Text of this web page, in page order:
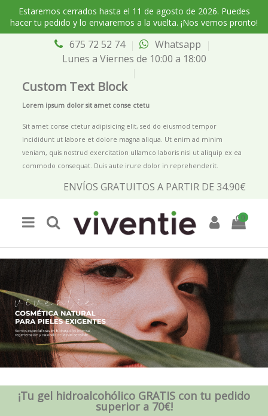
Estaremos cerrados hasta el 11 de agosto de 2026. Puedes
hacer tu pedido y lo enviaremos a la vuelta. ¡Nos vemos pronto!
675 72 52 74
Whatsapp
Lunes a Viernes de 10:00 a 18:00
Custom Text Block
Lorem ipsum dolor sit amet conse ctetu
Sit amet conse ctetur adipisicing elit, sed do eiusmod tempor
incididunt ut labore et dolore magna aliqua. Ut enim ad minim
veniam, quis nostrud exercitation ullamco laboris nisi ut aliquip ex ea
commodo consequat. Duis aute irure dolor in reprehenderit.
ENVÍOS GRATUITOS A PARTIR DE 34.90€
0
¡Tu gel hidroalcohólico GRATIS con tu pedido
superior a 70€!